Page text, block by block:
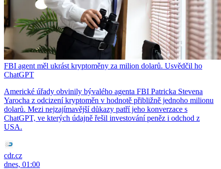
FBI agent měl ukrást kryptoměny za milion dolarů. Usvědčil ho
ChatGPT
Americké úřady obvinily bývalého agenta FBI Patricka Stevena
Yarocha z odcizení kryptoměn v hodnotě přibližně jednoho milionu
dolarů. Mezi nejzajímavější důkazy patří jeho konverzace s
ChatGPT, ve kterých údajně řešil investování peněz i odchod z
USA.
cdr.cz
dnes, 01:00